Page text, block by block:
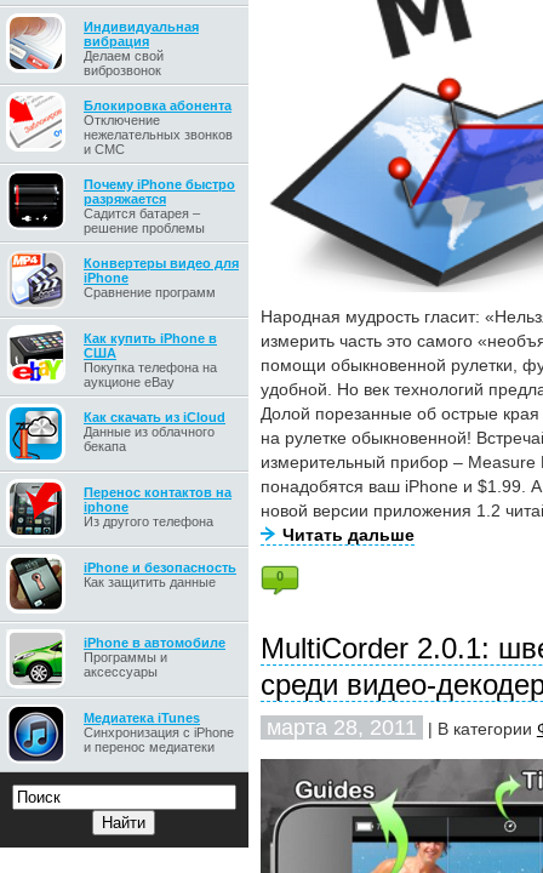
Индивидуальная
вибрация
Делаем свой
виброзвонок
Блокировка абонента
Отключение
нежелательных звонков
и СМС
Почему iPhone быстро
разряжается
Садится батарея –
решение проблемы
Конвертеры видео для
iPhone
Сравнение программ
Как купить iPhone в
США
Покупка телефона на
аукционе eBay
Как скачать из iCloud
Данные из облачного
бекапа
Перенос контактов на
iphone
Из другого телефона
iPhone и безопасность
Как защитить данные
iPhone в автомобиле
Программы и
аксессуары
Медиатека iTunes
Синхронизация с iPhone
и перенос медиатеки
Народная мудрость гласит:
измерить часть это самого
помощи обыкновенной рулетки,
удобной. Но век технологий
Долой порезанные об острые
на рулетке обыкновенной!
измерительный прибор – Measure
понадобятся ваш iPhone и $1.99.
новой версии приложения 1.2
Читать дальше
0
MultiCorder 2.0.1:
среди видео-
марта 28, 2011 | В категории